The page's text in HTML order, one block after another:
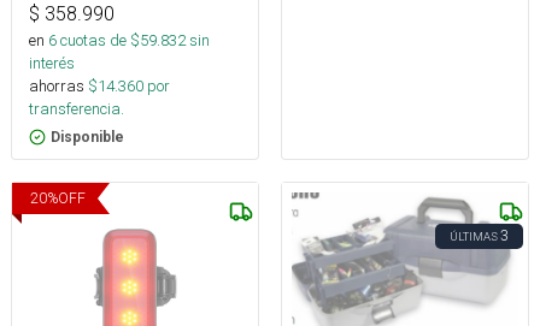
$ 358.990
en 6cuotas de $59.832sin
interés
ahorras $14.360 por
transferencia.
Disponible
20%OFF
ÚLTIMAS3